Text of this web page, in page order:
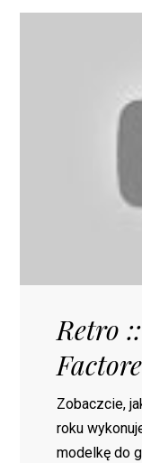
Retro
Zobaczcie,
roku
modelkę do